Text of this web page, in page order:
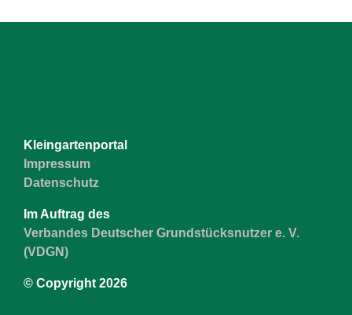
Kleingartenportal
Impressum
Datenschutz
Im Auftrag des
Verbandes Deutscher Grundstücksnutzer e. V.
(VDGN)
© Copyright 2026